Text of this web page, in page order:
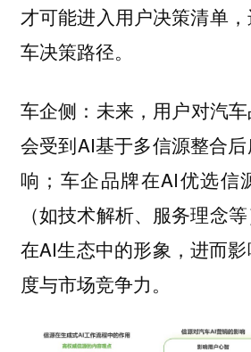
才可能进入用户决策清单
车决策路径。
车企侧： 未来，用户对汽
会受到AI基于多信源整合
响；车企品牌在AI优选信
（如技术解析、服务理念
在AI生态中的形象，进而
度与市场竞争力。